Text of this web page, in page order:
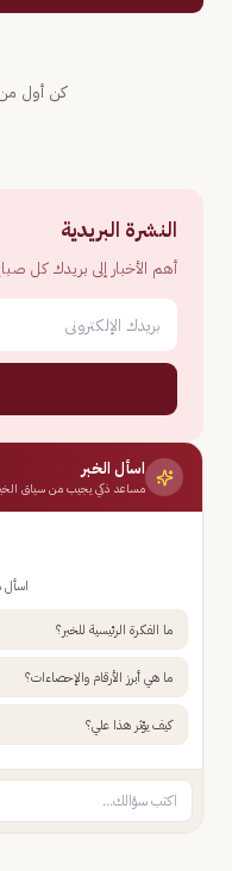
كن أول
النشرة البريدية
أهم الأخبار إلى بريدك كل
اسأل الخبر
مساعد ذكي يجيب من سياق
اسأل
ما الفكرة الرئيسية للخبر؟
ما هي أبرز الأرقام والإحصاءات؟
كيف يؤثر هذا علي؟